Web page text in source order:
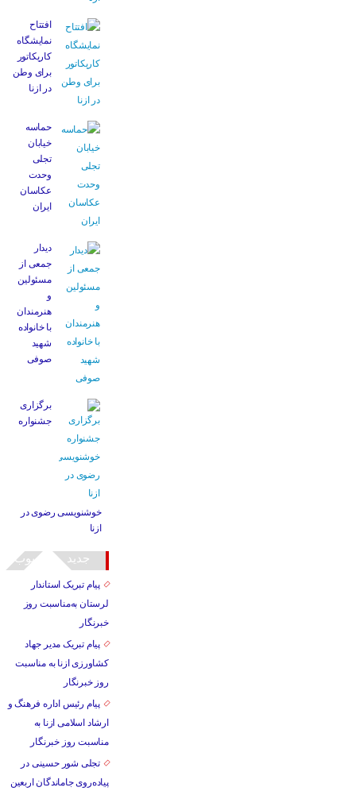
افتتاح
نمایشگاه
کاریکاتور
برای وطن
در ازنا
حماسه
خیابان
تجلی
وحدت
عکاسان
ایران
دیدار
جمعی از
مسئولین
و
هنرمندان
با خانواده
شهید
صوفی
برگزاری
جشنواره
خوشنویسی رضوی در
ازنا
جدید محبوب
پیام تبریک استاندار
لرستان به‌مناسبت روز
خبرنگار
پیام تبریک مدیر جهاد
کشاورزی ازنا به مناسبت
روز خبرنگار
پیام رئیس اداره فرهنگ و
ارشاد اسلامی ازنا به
مناسبت روز خبرنگار
تجلی شور حسینی در
پیاده‌روی جاماندگان اربعین